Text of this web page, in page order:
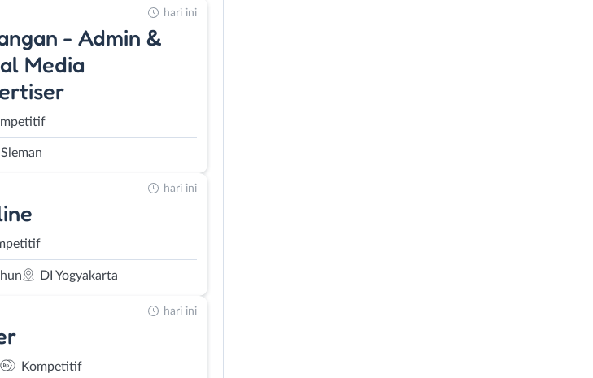
- Admin &
Media
Sleman
hari ini
DI Yogyakarta
hari ini
Kompetitif
hari ini